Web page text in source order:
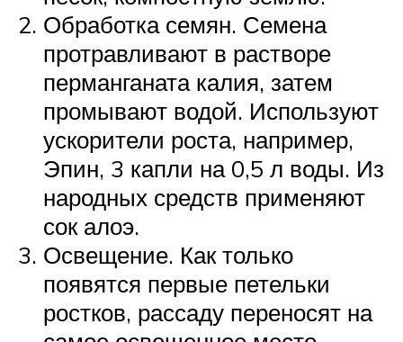
Обработка семян. Семена
протравливают в растворе
перманганата калия, затем
промывают водой. Используют
ускорители роста, например,
Эпин, 3 капли на 0,5 л воды. Из
народных средств применяют
сок алоэ.
Освещение. Как только
появятся первые петельки
ростков, рассаду переносят на